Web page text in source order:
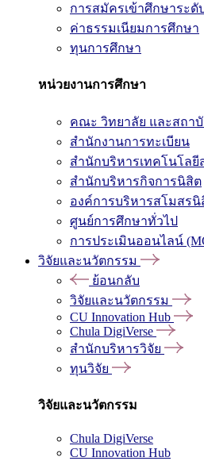
การสมัครเข้าศึกษาระ
ค่าธรรมเนียมการศึกษา
ทุนการศึกษา
หน่วยงานการศึกษา
คณะ วิทยาลัย และสถา
สำนักงานการทะเบียน
สำนักบริหารเทคโนโลยี
สำนักบริหารกิจการนิสิต
องค์การบริหารสโมสรนิ
ศูนย์การศึกษาทั่วไป
การประเมินออนไลน์
วิจัยและนวัตกรรม
ย้อนกลับ
วิจัยและนวัตกรรม
CU Innovation Hub
Chula DigiVerse
สำนักบริหารวิจัย
ทุนวิจัย
วิจัยและนวัตกรรม
Chula DigiVerse
CU Innovation Hub